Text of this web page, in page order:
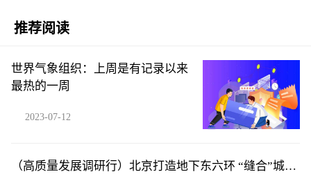
推荐阅读
世界气象组织：上周是有记录以来
最热的一周
2023-07-12
（高质量发展调研行）北京打造地下东六环 “缝合”城市